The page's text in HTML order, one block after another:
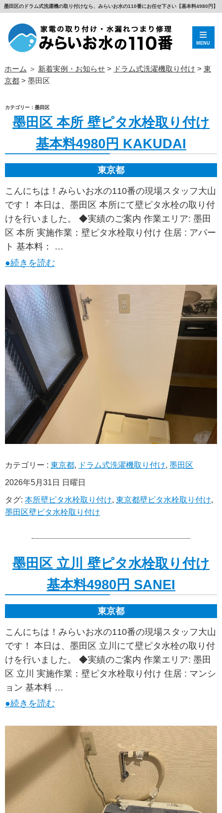
墨田区のドラム式洗濯機の取り付けなら、みらいお水の110番にお任せ下さい【基本料4980円】
MENU
ホーム ＞ 新着実例・お知らせ> ドラム式洗濯機取り付け > 東
京都> 墨田区
カテゴリー：墨田区
墨田区 本所 壁ピタ水栓取り付け
基本料4980円 KAKUDAI
東京都
こんにちは！みらいお水の110番の現場スタッフ大山
です！ 本日は、墨田区 本所にて壁ピタ水栓の取り付
けを行いました。 ◆実績のご案内 作業エリア: 墨田
区 本所 実施作業：壁ピタ水栓取り付け 住居 : アパー
ト 基本料： …
●続きを読む
カテゴリー :東京都, ドラム式洗濯機取り付け,墨田区
2026年5月31日 日曜日
タグ:本所壁ピタ水栓取り付け,東京都壁ピタ水栓取り付け,
墨田区壁ピタ水栓取り付け
墨田区 立川 壁ピタ水栓取り付け
基本料4980円 SANEI
東京都
こんにちは！みらいお水の110番の現場スタッフ大山
です！ 本日は、墨田区 立川にて壁ピタ水栓の取り付
けを行いました。 ◆実績のご案内 作業エリア: 墨田
区 立川 実施作業：壁ピタ水栓取り付け 住居 : マンシ
ョン 基本料 …
●続きを読む